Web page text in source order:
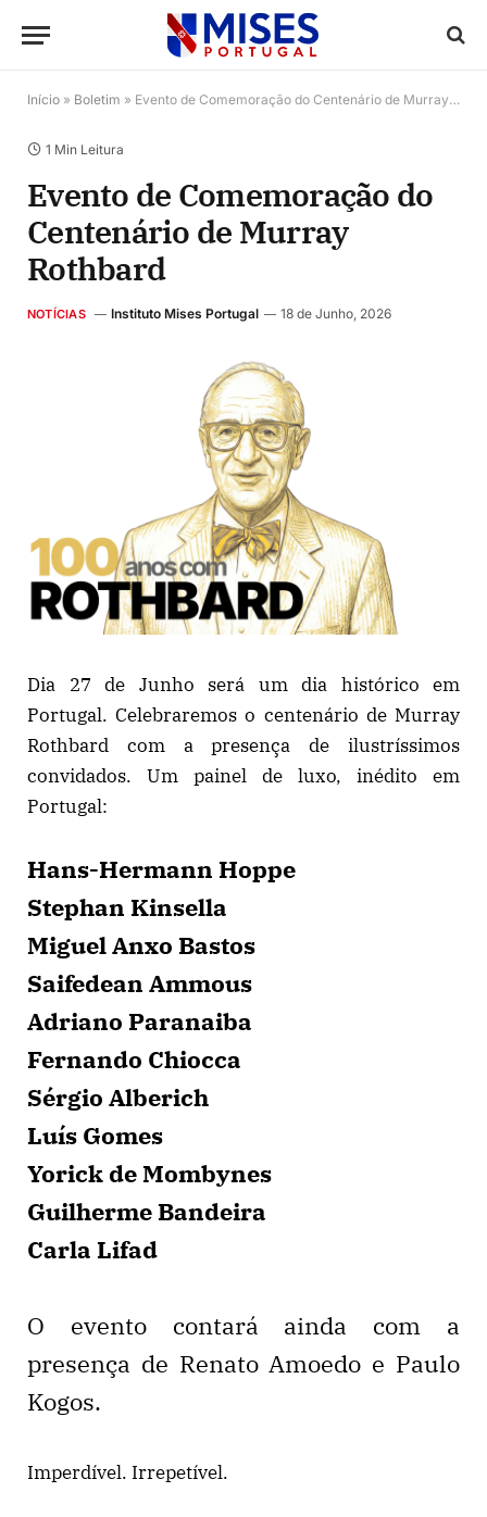
Início » Boletim » Evento de Comemoração do Centenário de Murray Rothbard
1 Min Leitura
Evento de Comemoração do
Centenário de Murray
Rothbard
NOTÍCIAS Instituto Mises Portugal 18 de Junho, 2026
Dia 27 de Junho será um dia histórico em
Portugal. Celebraremos o centenário de Murray
Rothbard com a presença de ilustríssimos
convidados. Um painel de luxo, inédito em
Portugal:
Hans-Hermann Hoppe
Stephan Kinsella
Miguel Anxo Bastos
Saifedean Ammous
Adriano Paranaiba
Fernando Chiocca
Sérgio Alberich
Luís Gomes
Yorick de Mombynes
Guilherme Bandeira
Carla Lifad
O evento contará ainda com a
presença de Renato Amoedo e Paulo
Kogos.
Imperdível. Irrepetível.